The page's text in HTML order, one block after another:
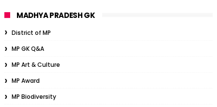
MADHYA PRADESH GK
District of MP
MP GK Q&A
MP Art & Culture
MP Award
MP Biodiversity